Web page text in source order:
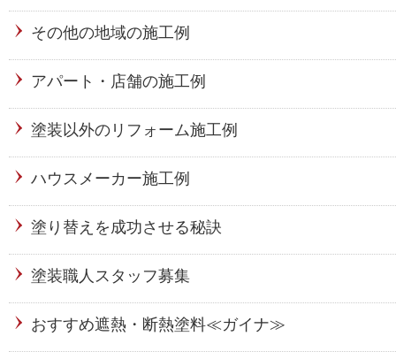
その他の地域の施工例
アパート・店舗の施工例
塗装以外のリフォーム施工例
ハウスメーカー施工例
塗り替えを成功させる秘訣
塗装職人スタッフ募集
おすすめ遮熱・断熱塗料≪ガイナ≫